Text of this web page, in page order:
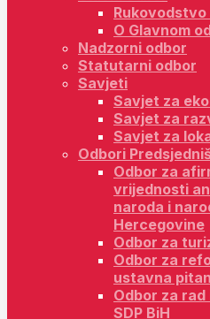
O Glavnom
Nadzorni odbor
Statutarni odbor
Savjeti
Savjet za
Savjet za
Savjet za
Odbori
Odbor za
vrijednosti
naroda i
Hercegovine
Odbor za
Odbor za
ustavna
Odbor za
SDP BiH